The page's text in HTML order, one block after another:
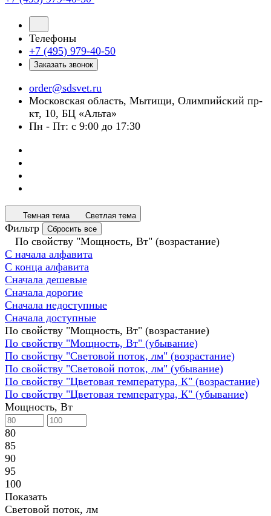
Телефоны
+7 (495) 979-40-50
Заказать звонок
order@sdsvet.ru
Московская область, Мытищи, Олимпийский пр-
кт, 10, БЦ «Альта»
Пн - Пт: с 9:00 до 17:30
Темная тема Светлая тема
Фильтр Сбросить все
По свойству "Мощность, Вт" (возрастание)
С начала алфавита
С конца алфавита
Сначала дешевые
Сначала дорогие
Сначала недоступные
Сначала доступные
По свойству "Мощность, Вт" (возрастание)
По свойству "Мощность, Вт" (убывание)
По свойству "Световой поток, лм" (возрастание)
По свойству "Световой поток, лм" (убывание)
По свойству "Цветовая температура, К" (возрастание)
По свойству "Цветовая температура, К" (убывание)
Мощность, Вт
80
85
90
95
100
Показать
Световой поток, лм